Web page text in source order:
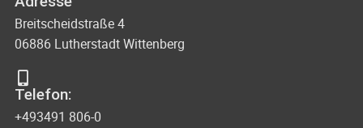
Breitscheidstraße 4
06886 Lutherstadt Wittenberg
Telefon:
+493491 806-0